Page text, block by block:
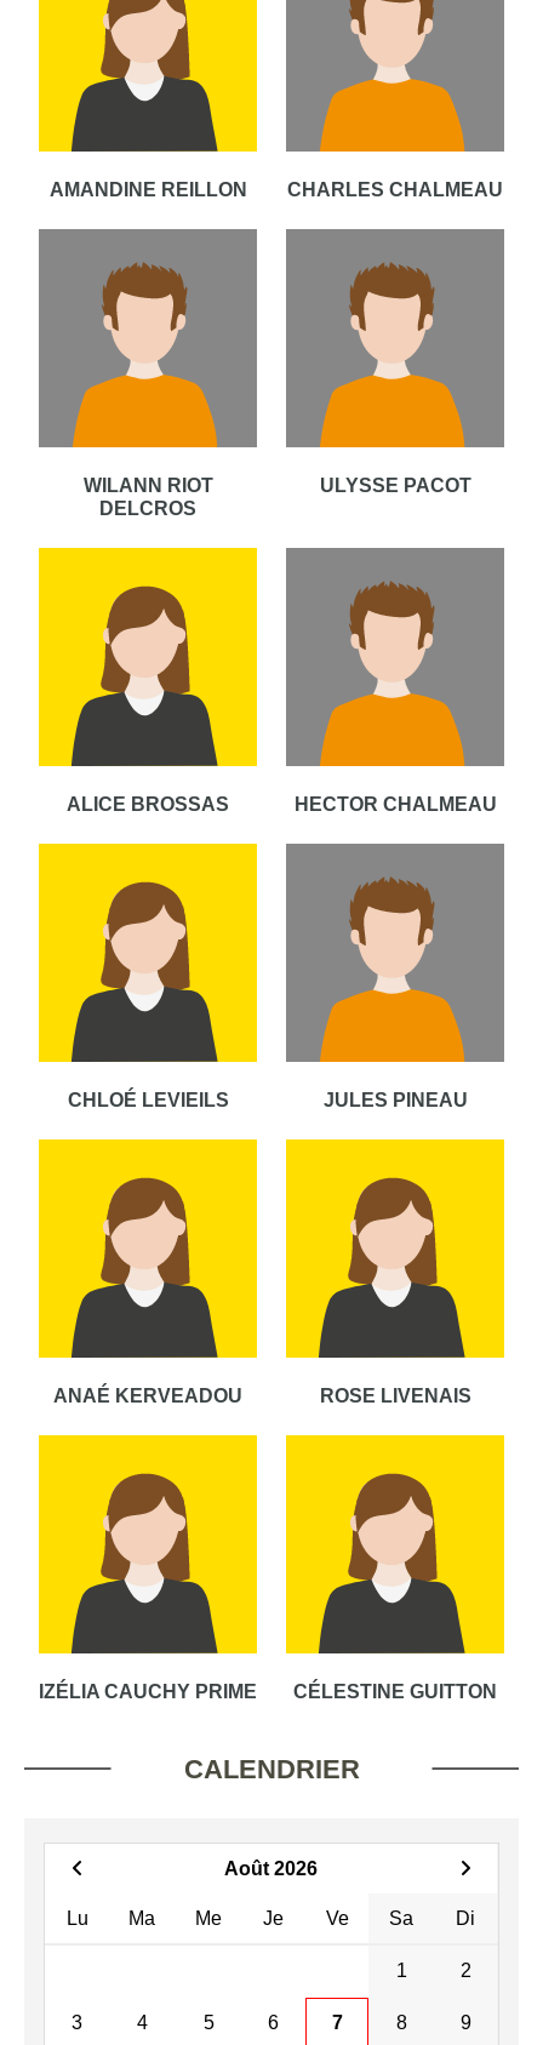
AMANDINE REILLON CHARLES CHALMEAU
WILANN RIOT
DELCROS
ULYSSE PACOT
ALICE BROSSAS HECTOR CHALMEAU
CHLOÉ LEVIEILS JULES PINEAU
ANAÉ KERVEADOU ROSE LIVENAIS
IZÉLIA CAUCHY PRIME CÉLESTINE GUITTON
CALENDRIER
Août 2026
Lu Ma Me Je Ve Sa Di
1 2
3 4 5 6 7 8 9